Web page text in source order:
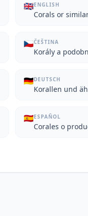
🇬🇧ENGLISH
Corals or
🇨🇿ČEŠTINA
Korály a
🇩🇪DEUTSCH
Korallen und
🇪🇸ESPAÑOL
Corales o